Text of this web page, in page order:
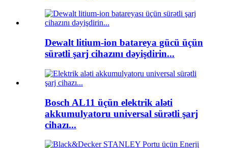
Dewalt litium-ion batareya gücü üçün
sürətli şarj cihazını dəyişdirin...
Bosch AL11 üçün elektrik aləti
akkumulyatoru universal sürətli şarj
cihazı...